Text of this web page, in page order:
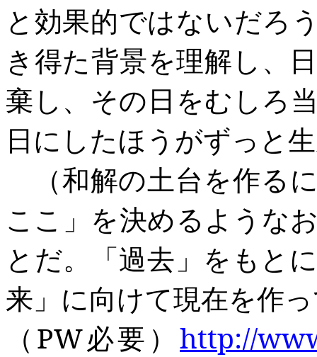
と効果的ではないだろ
き得た背景を理解し、
棄し、その日をむしろ
日にしたほうがずっと
（和解の土台を作る
ここ」を決めるような
とだ。「過去」をもと
来」に向けて現在を作
（PW必要 ） http://